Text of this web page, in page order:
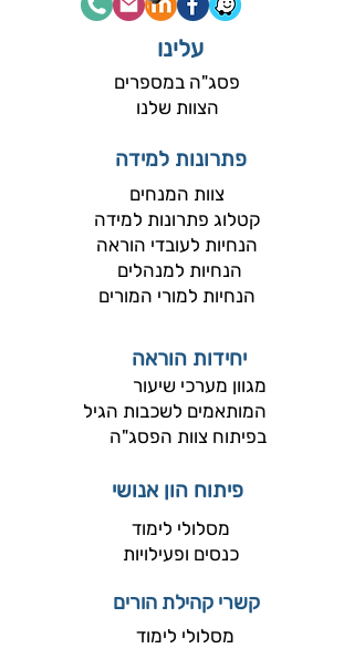
עלינו
פסג"ה במספרים
הצוות שלנו
פתרונות למידה
צוות המנחים​
קטלוג פתרונות למידה
הנחיות לעובדי הוראה
הנחיות למנהלים
הנחיות למורי המורים
יחידות הוראה
מגוון מערכי שיעור
המותאמים לשכבות הגיל
בפיתוח צוות הפסג"ה
פיתוח הון אנושי
מסלולי לימוד
כנסים ופעילויות
קשרי קהילת הורים
מסלולי לימוד